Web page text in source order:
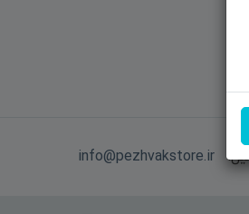
info@pezhvakstore.ir